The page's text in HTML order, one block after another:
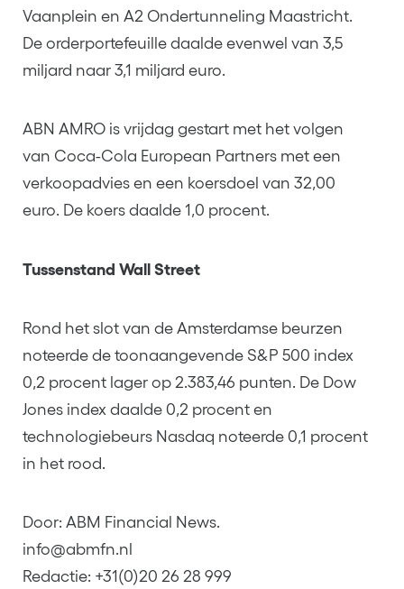
Vaanplein en A2 Ondertunneling Maastricht.
De orderportefeuille daalde evenwel van 3,5
miljard naar 3,1 miljard euro.
ABN AMRO is vrijdag gestart met het volgen
van Coca-Cola European Partners met een
verkoopadvies en een koersdoel van 32,00
euro. De koers daalde 1,0 procent.
Tussenstand Wall Street
Rond het slot van de Amsterdamse beurzen
noteerde de toonaangevende S&P 500 index
0,2 procent lager op 2.383,46 punten. De Dow
Jones index daalde 0,2 procent en
technologiebeurs Nasdaq noteerde 0,1 procent
in het rood.
Door: ABM Financial News.
info@abmfn.nl
Redactie: +31(0)20 26 28 999